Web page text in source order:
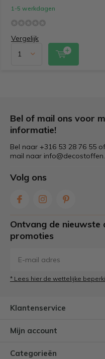
1-5 werkdagen
Vergelijk
Bel of mail ons voor
informatie!
Bel naar +316 53 28 76 55
mail naar
Volg ons
Ontvang de nieuwste
promoties
* Lees hier de wettelijke
Klantenservice
Mijn account
Categorieën